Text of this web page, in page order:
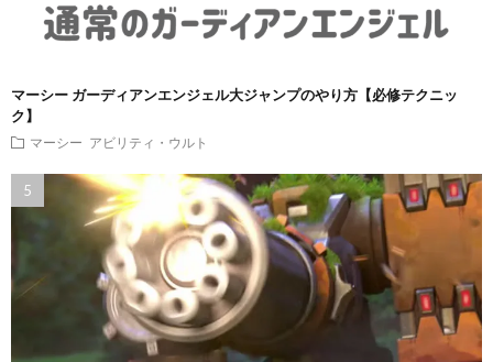
マーシー ガーディアンエンジェル大ジャンプのやり方【必修テクニッ
ク】
マーシー アビリティ・ウルト